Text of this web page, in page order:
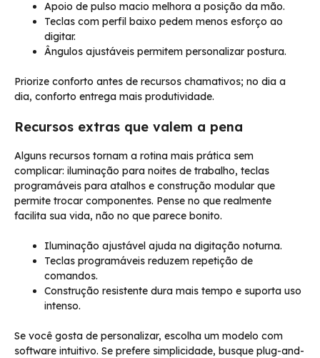
Apoio de pulso macio melhora a posição da mão.
Teclas com perfil baixo pedem menos esforço ao
digitar.
Ângulos ajustáveis permitem personalizar postura.
Priorize conforto antes de recursos chamativos; no dia a
dia, conforto entrega mais produtividade.
Recursos extras que valem a pena
Alguns recursos tornam a rotina mais prática sem
complicar: iluminação para noites de trabalho, teclas
programáveis para atalhos e construção modular que
permite trocar componentes. Pense no que realmente
facilita sua vida, não no que parece bonito.
Iluminação ajustável ajuda na digitação noturna.
Teclas programáveis reduzem repetição de
comandos.
Construção resistente dura mais tempo e suporta uso
intenso.
Se você gosta de personalizar, escolha um modelo com
software intuitivo. Se prefere simplicidade, busque plug-and-